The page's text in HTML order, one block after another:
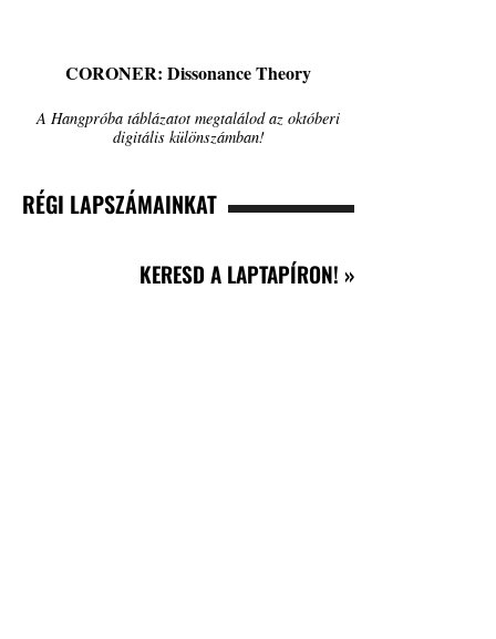
CORONER: Dissonance Theory
A Hangpróba táblázatot megtalálod az októberi
digitális különszámban!
RÉGI LAPSZÁMAINKAT
KERESD A LAPTAPÍRON! »